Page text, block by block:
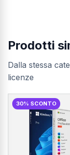
Prodotti
Dalla stessa
licenze
30% SCONTO